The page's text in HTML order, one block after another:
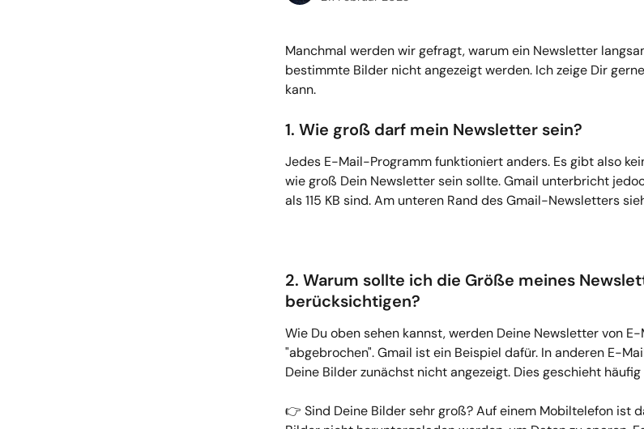
Manchmal werden wir gefragt, warum ein Newsletter
bestimmte Bilder nicht angezeigt werden. Ich zeige Dir
kann.
1. Wie groß darf mein Newsletter sein?
Jedes E-Mail-Programm funktioniert anders. Es gibt also
wie groß Dein Newsletter sein sollte. Gmail unterbricht
als 115 KB sind. Am unteren Rand des Gmail-Newsletters
2. Warum sollte ich die Größe meines
berücksichtigen?
Wie Du oben sehen kannst, werden Deine Newsletter von
"abgebrochen". Gmail ist ein Beispiel dafür. In anderen E-
Deine Bilder zunächst nicht angezeigt. Dies geschieht
👉 Sind Deine Bilder sehr groß? Auf einem Mobiltelefon ist